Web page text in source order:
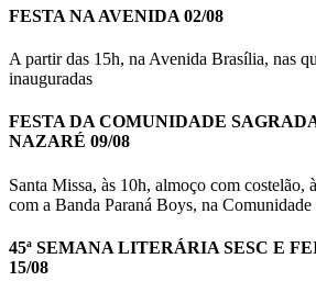
FESTA NA AVENIDA 02/08
A partir das 15h, na Avenida Brasília, nas
inauguradas
FESTA DA COMUNIDADE
NAZARÉ 09/08
Santa Missa, às 10h, almoço com costelão,
com a Banda Paraná Boys, na
45ª SEMANA LITERÁRIA SESC E
15/08